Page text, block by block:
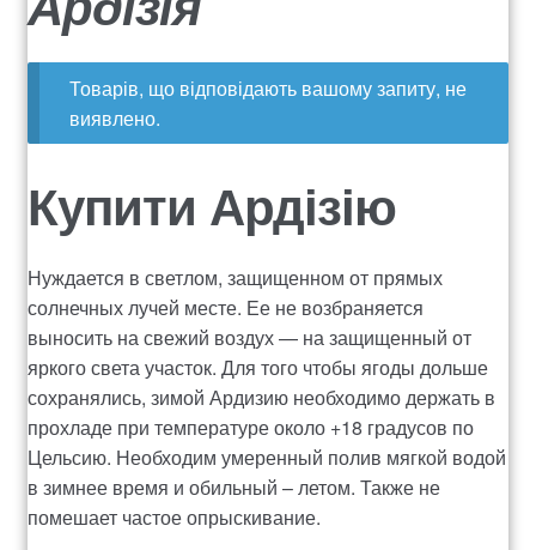
e
a
r
c
о
а
а
ц
ї
о
о
н
Оплата
Доставка квітів
525
Вакансії
ДОГОВІР ПУБЛІЧНОЇ ОФЕРТИ
Корзина
Мой аккаунт
Товарів, що відповідають вашому запиту, не
виявлено.
Купити Ардізію
Нуждается в светлом, защищенном от прямых
солнечных лучей месте. Ее не возбраняется
выносить на свежий воздух — на защищенный от
яркого света участок. Для того чтобы ягоды дольше
сохранялись, зимой Ардизию необходимо держать в
прохладе при температуре около +18 градусов по
Цельсию. Необходим умеренный полив мягкой водой
в зимнее время и обильный – летом. Также не
помешает частое опрыскивание.